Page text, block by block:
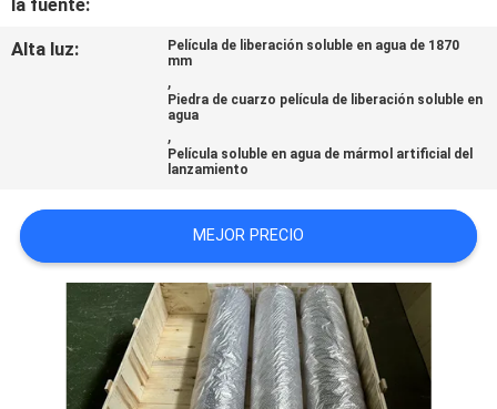
DEL
la fuente:
Alta luz:
Película de liberación soluble en agua de 1870
mm
,
Piedra de cuarzo película de liberación soluble en
agua
,
Película soluble en agua de mármol artificial del
lanzamiento
MEJOR PRECIO